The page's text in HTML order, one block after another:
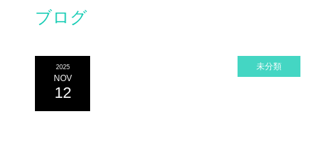
ブログ
2025
NOV
12
未分類